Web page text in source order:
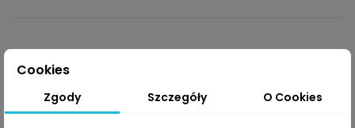
Opis
Cookies
Zgody Szczegóły O Cookies